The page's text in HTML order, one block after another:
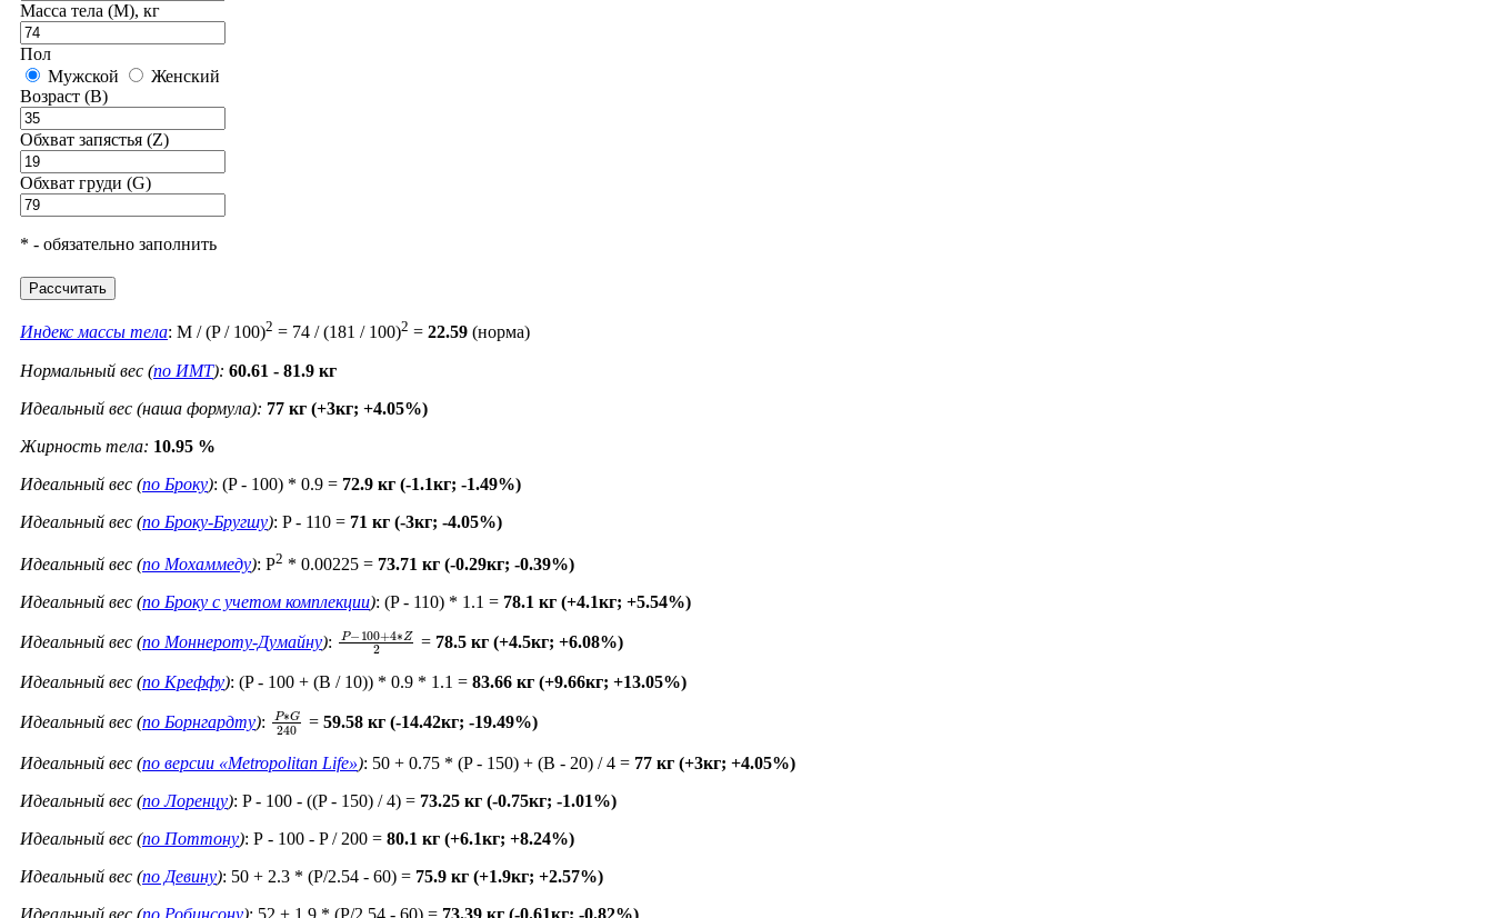
Масса тела (M), кг
Пол
Мужской
Женский
Возраст (B)
Обхват запястья (Z)
Обхват груди (G)
* - обязательно заполнить
Рассчитать
Индекс массы тела: M / (P / 100)2 = 74 / (181 / 100)2 = 22.59 (норма)
Нормальный вес (по ИМТ): 60.61 - 81.9 кг
Идеальный вес (наша формула): 77 кг (+3кг; +4.05%)
Жирность тела: 10.95 %
Идеальный вес (по Броку): (P - 100) * 0.9 = 72.9 кг (-1.1кг; -1.49%)
Идеальный вес (по Броку-Бругшу): P - 110 = 71 кг (-3кг; -4.05%)
Идеальный вес (по Мохаммеду): P2 * 0.00225 = 73.71 кг (-0.29кг; -0.39%)
Идеальный вес (по Броку c учетом комплекции): (P - 110) * 1.1 = 78.1 кг (+4.1кг; +5.54%)
Идеальный вес (по Моннероту-Думайну): P− 100 +4∗ 2
= 78.5 кг (+4.5кг; +6.08%)
Идеальный вес (по Креффу): (P - 100 + (B / 10)) * 0.9 * 1.1 = 83.66 кг (+9.66кг; +13.05%)
Идеальный вес (по Борнгардту): P∗G 240
=59.58 кг (-14.42кг; -19.49%)
Идеальный вес (по версии «Metropolitan Life»): 50 + 0.75 * (P - 150) + (B - 20) / 4 = 77 кг (+3кг; +4.05%)
Идеальный вес (по Лоренцу): P - 100 - ((P - 150) / 4) = 73.25 кг (-0.75кг; -1.01%)
Идеальный вес (по Поттону): Р - 100 - P / 200 = 80.1 кг (+6.1кг; +8.24%)
Идеальный вес (по Девину): 50 + 2.3 * (P/2.54 - 60) = 75.9 кг (+1.9кг; +2.57%)